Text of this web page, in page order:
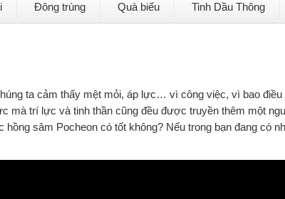
Đông trùng Quà biếu Tinh Dầu Thông
ta cảm thấy mệt mỏi, áp lực… vì công việc, vì bao
mà trí lực và tinh thần cũng đều được truyền thêm một
sâm Pocheon có tốt không? Nếu trong bạn đang có